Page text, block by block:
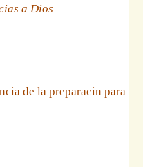
a Dios
de la preparacin para